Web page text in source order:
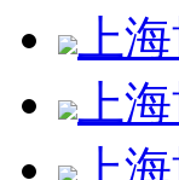
上
上
上